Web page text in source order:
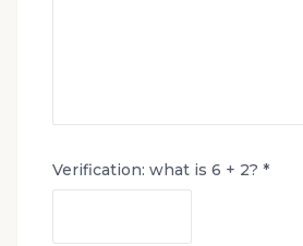
Verification: what is 6 + 2? *